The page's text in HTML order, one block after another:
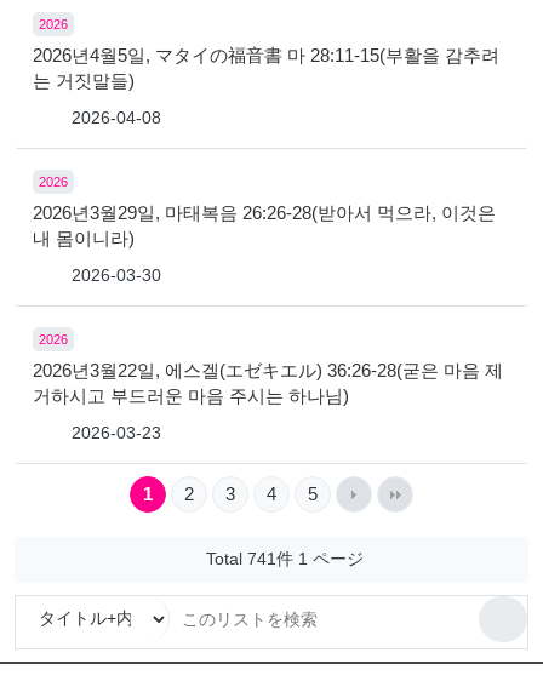
2026
2026년4월5일, マタイの福音書 마 28:11-15(부활을 감추려
는 거짓말들)
2026-04-08
2026
2026년3월29일, 마태복음 26:26-28(받아서 먹으라, 이것은
내 몸이니라)
2026-03-30
2026
2026년3월22일, 에스겔(エゼキエル) 36:26-28(굳은 마음 제
거하시고 부드러운 마음 주시는 하나님)
2026-03-23
1 2 3 4 5
Total 741件1 ページ